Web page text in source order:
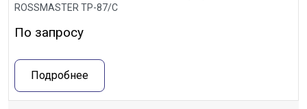
ROSSMASTER ТР-87/С
По запросу
Подробнее